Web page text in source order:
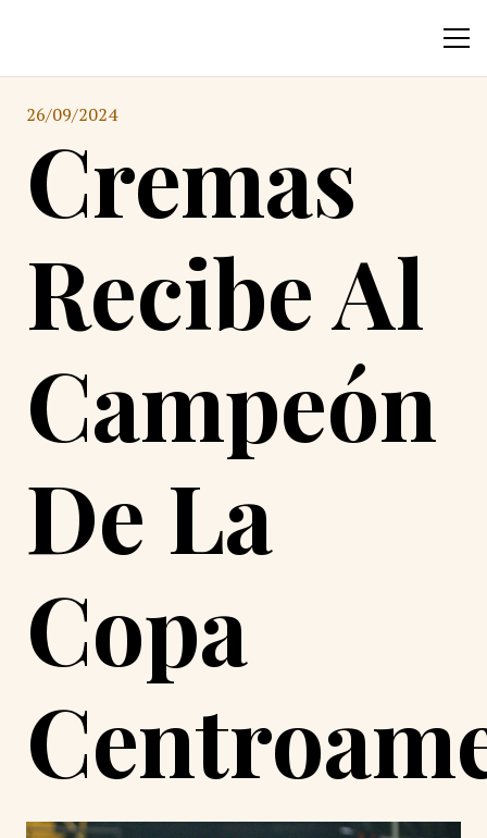
26/09/2024
Cremas
Recibe Al
Campeón
De La
Copa